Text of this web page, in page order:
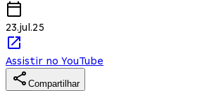
23.jul.25
Assistir no YouTube
Compartilhar